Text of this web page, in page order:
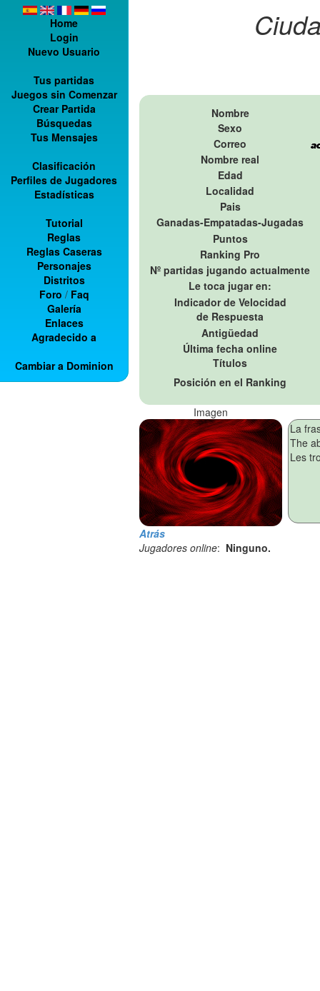
Home
Login
Nuevo Usuario
Tus partidas
Juegos sin Comenzar
Crear Partida
Búsquedas
Tus Mensajes
Clasificación
Perfiles de Jugadores
Estadísticas
Tutorial
Reglas
Reglas Caseras
Personajes
Distritos
Foro / Faq
Galería
Enlaces
Agradecido a
Cambiar a Dominion
Nombre
Sexo
Correo
Nombre real
Edad
Localidad
Pais
Ganadas-Empatadas-Jugadas
Puntos
Ranking Pro
Nº partidas jugando actualmente
Le toca jugar en:
Indicador de Velocidad
de Respuesta
Antigüedad
Última fecha online
Títulos
Posición en el Ranking
Imagen
Atrás
Jugadores online: Ninguno.